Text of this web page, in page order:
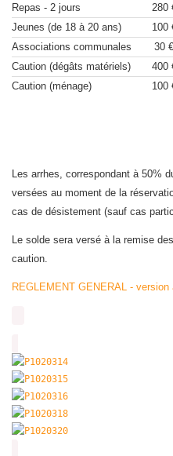
Repas - 2 jours
280
Jeunes (de 18 à 20 ans)
100
Associations communales
30 €
Caution (dégâts matériels)
400
Caution (ménage)
100
Les arrhes, correspondant à 50%
versées au moment de la
cas de désistement (sauf cas
Le solde sera versé à la remise
caution.
REGLEMENT GENERAL - version